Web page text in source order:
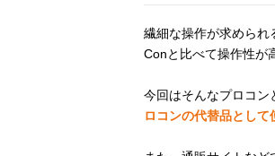
繊細な操作が求められ
Conと比べて操作性が
今回はそんなプロコン
ロコンの代替品として